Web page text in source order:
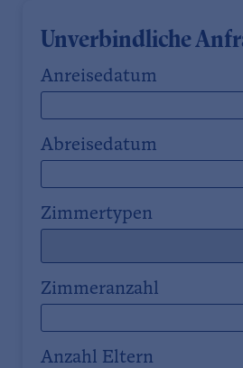
Unverbindliche
Anreisedatum
Abreisedatum
Zimmertypen
Zimmeranzahl
Anzahl Eltern